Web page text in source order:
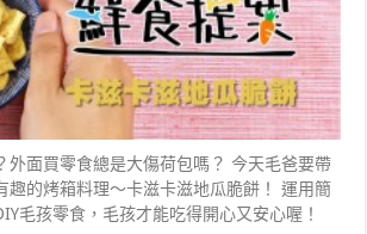
外面買零食總是大傷荷包嗎？ 今天毛爸要帶
趣的烤箱料理～卡滋卡滋地瓜脆餅！ 運用簡
毛孩零食，毛孩才能吃得開心又安心喔！